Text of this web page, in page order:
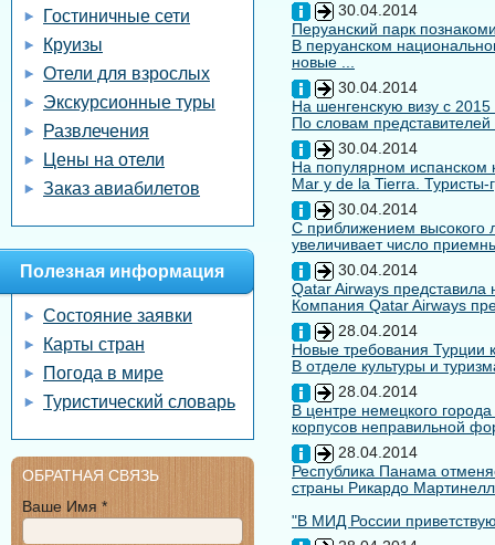
30.04.2014
Перуанский парк
В перуанском
новые ...
30.04.2014
На шенгенскую визу с 2015
По словам
30.04.2014
На популярном испанском
Mar y de la Tierra. Туристы-
30.04.2014
С приближением высокого
увеличивает число
30.04.2014
Qatar Airways
Компания Qatar Airways
28.04.2014
Новые требования Турции
В отделе культуры и
28.04.2014
В центре немецкого
корпусов неправильной
28.04.2014
Республика Панама
страны Рикардо
"В МИД России
Гостиничные сети
Круизы
Отели для взрослых
Экскурсионные туры
Развлечения
Цены на отели
Заказ авиабилетов
Полезная информация
Состояние заявки
Карты стран
Погода в мире
Туристический словарь
ОБРАТНАЯ СВЯЗЬ
Ваше Имя *